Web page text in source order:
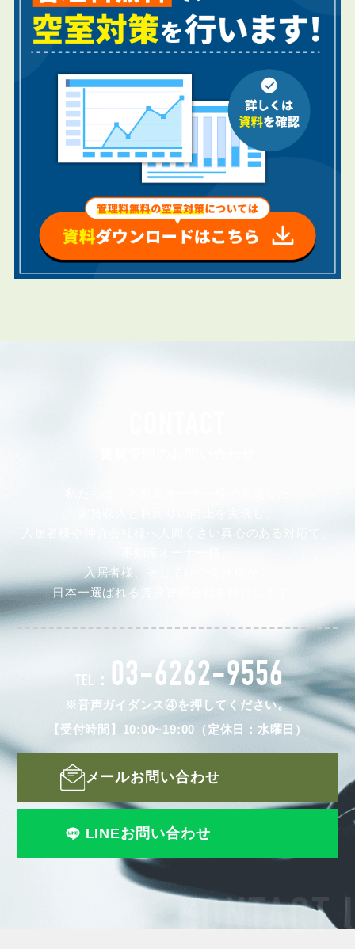
CONTACT
入居者様や仲介会社様へ人間くさい真心のある対応で、
入居者様、そして仲介会社様から
日本一選ばれる賃貸管理会社を目指します。
TEL： 03-6262-9556
※音声ガイダンス④を押してください。
【受付時間】10:00~19:00（定休日：水曜日）
メールお問い合わせ
LINEお問い合わせ